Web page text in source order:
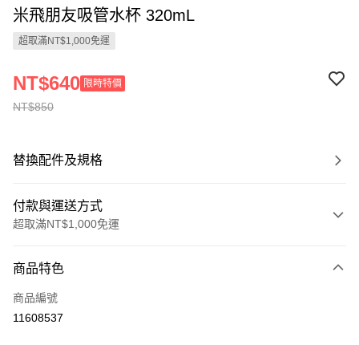
0:00
米飛朋友吸管水杯 320mL
超取滿NT$1,000免運
NT$850
NT$640 限時特價
替換配件及規格
付款與運送方式
超取滿NT$1,000免運
信用卡一次付款
LINE Pay
商品特色
商品編號
11608537